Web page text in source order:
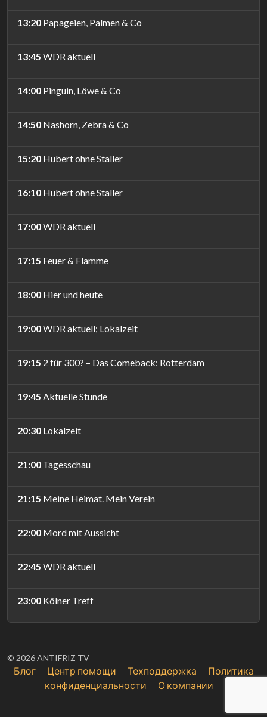
13:20 Papageien, Palmen & Co
13:45 WDR aktuell
14:00 Pinguin, Löwe & Co
14:50 Nashorn, Zebra & Co
15:20 Hubert ohne Staller
16:10 Hubert ohne Staller
17:00WDR aktuell
17:15 Feuer & Flamme
18:00 Hier und heute
19:00WDR aktuell; Lokalzeit
19:15 2 für 300? – Das Comeback: Rotterdam
19:45 Aktuelle Stunde
20:30 Lokalzeit
21:00 Tagesschau
21:15 Meine Heimat. Mein Verein
22:00 Mord mit Aussicht
22:45 WDR aktuell
23:00 Kölner Treff
© 2026 ANTIFRIZ TV
Блог Центр помощи Техподдержка
Политика
конфиденциальности
О компании